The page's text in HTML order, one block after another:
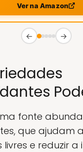
Ver na Amazon
← →
fonte
que ajudam
livres e reduzir